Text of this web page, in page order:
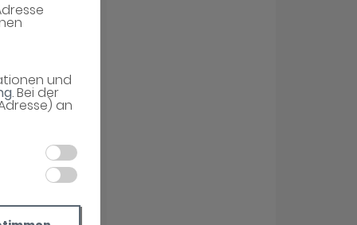
und
. Bei der
an